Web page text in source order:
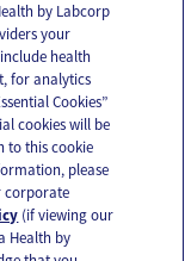
by Labcorp
your
health
for analytics
Cookies”
cookies will be
to this cookie
please
corporate
(if viewing our
Health by